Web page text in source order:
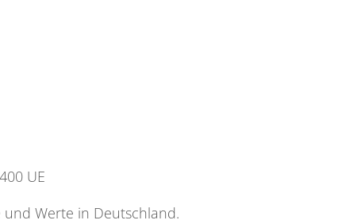
UE
und Werte in Deutschland.